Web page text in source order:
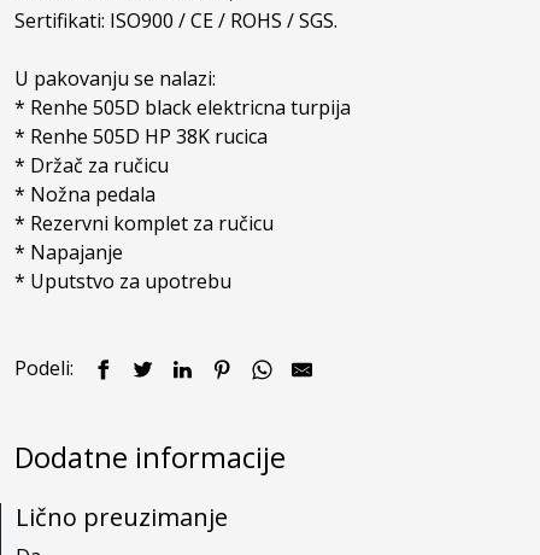
Sertifikati: ISO900 / CE / ROHS / SGS.
U pakovanju se nalazi:
* Renhe 505D black elektricna turpija
* Renhe 505D HP 38K rucica
* Držač za ručicu
* Nožna pedala
* Rezervni komplet za ručicu
* Napajanje
* Uputstvo za upotrebu
Podeli:
Dodatne informacije
Lično preuzimanje